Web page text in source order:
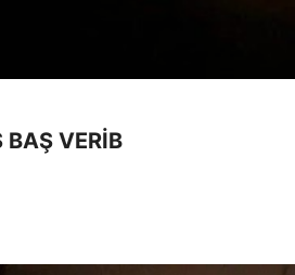
BAŞ VERİB